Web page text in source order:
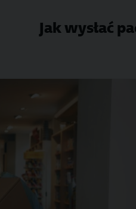
Jak wysłać